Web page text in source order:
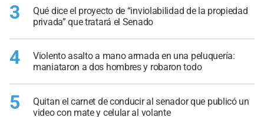
3
Qué dice el proyecto de “inviolabilidad de la propiedad
privada” que tratará el Senado
4
Violento asalto a mano armada en una peluquería:
maniataron a dos hombres y robaron todo
5
Quitan el carnet de conducir al senador que publicó un
video con mate y celular al volante